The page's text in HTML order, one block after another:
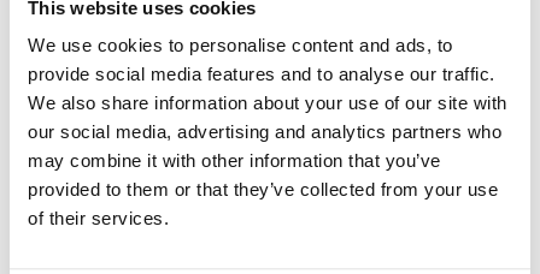
This website uses cookies
We use cookies to personalise content and ads, to
provide social media features and to analyse our traffic.
We also share information about your use of our site with
our social media, advertising and analytics partners who
may combine it with other information that you’ve
provided to them or that they’ve collected from your use
of their services.
Ejecutivo MPV